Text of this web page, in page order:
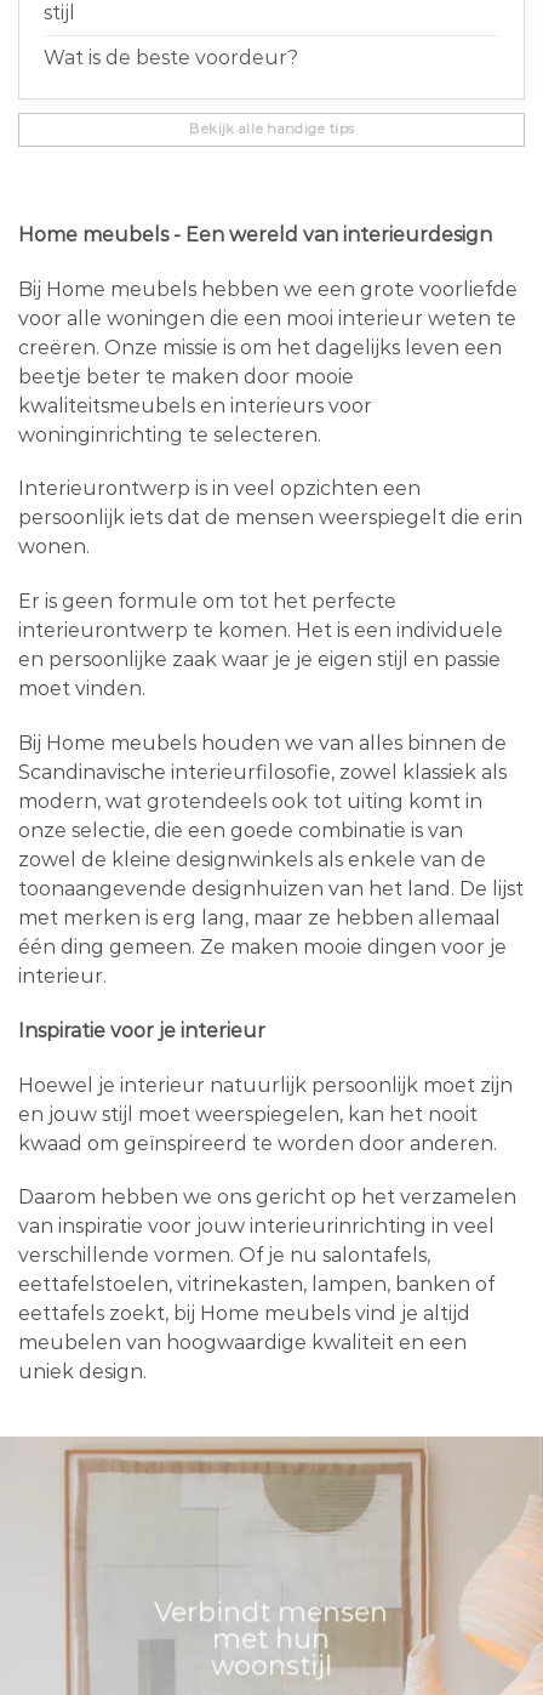
stijl
Wat is de beste voordeur?
Bekijk alle handige tips
Home meubels - Een wereld van interieurdesign
Bij Home meubels hebben we een grote voorliefde
voor alle woningen die een mooi interieur weten te
creëren. Onze missie is om het dagelijks leven een
beetje beter te maken door mooie
kwaliteitsmeubels en interieurs voor
woninginrichting te selecteren.
Interieurontwerp is in veel opzichten een
persoonlijk iets dat de mensen weerspiegelt die erin
wonen.
Er is geen formule om tot het perfecte
interieurontwerp te komen. Het is een individuele
en persoonlijke zaak waar je je eigen stijl en passie
moet vinden.
Bij Home meubels houden we van alles binnen de
Scandinavische interieurfilosofie, zowel klassiek als
modern, wat grotendeels ook tot uiting komt in
onze selectie, die een goede combinatie is van
zowel de kleine designwinkels als enkele van de
toonaangevende designhuizen van het land. De lijst
met merken is erg lang, maar ze hebben allemaal
één ding gemeen. Ze maken mooie dingen voor je
interieur.
Inspiratie voor je interieur
Hoewel je interieur natuurlijk persoonlijk moet zijn
en jouw stijl moet weerspiegelen, kan het nooit
kwaad om geïnspireerd te worden door anderen.
Daarom hebben we ons gericht op het verzamelen
van inspiratie voor jouw interieurinrichting in veel
verschillende vormen. Of je nu salontafels,
eettafelstoelen, vitrinekasten, lampen, banken of
eettafels zoekt, bij Home meubels vind je altijd
meubelen van hoogwaardige kwaliteit en een
uniek design.
Verbindt mensen
met hun
woonstijl